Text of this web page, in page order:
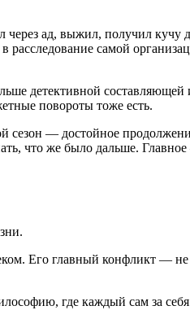
ад, выжил, получил кучу
самой
детективной составляющей
повороты тоже есть.
сезон — достойное
что же было дальше.
Его главный конфликт —
где каждый сам за